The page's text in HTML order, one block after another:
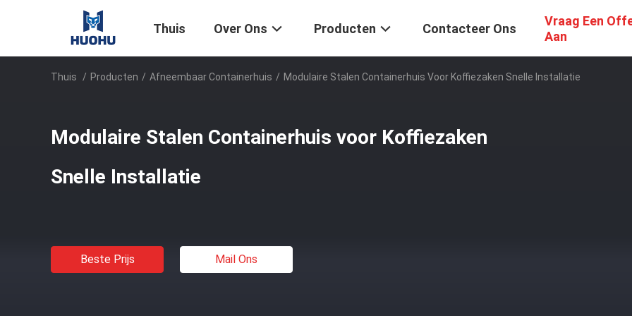
Thuis Over Ons Producten Contacteer Ons
Vraag Een
Aan
Thuis / Producten / Afneembaar Containerhuis / Modulaire Stalen Containerhuis Voor Koffiezaken Snelle Installatie
Modulaire Stalen Containerhuis voor Koffiezaken
Snelle Installatie
Beste Prijs Mail Ons